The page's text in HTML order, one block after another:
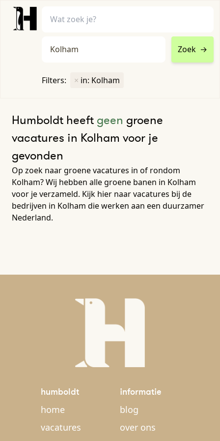
Zoek →
Filters: × in: Kolham
Humboldt heeft geen groene
vacatures in Kolham voor je
gevonden
Op zoek naar groene vacatures in of rondom
Kolham? Wij hebben alle groene banen in Kolham
voor je verzameld. Kijk hier naar vacatures bij de
bedrijven in Kolham die werken aan een duurzamer
Nederland.
humboldt
home
vacatures
informatie
blog
over ons